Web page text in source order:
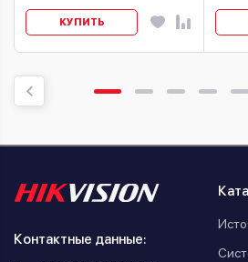
КУПИТЬ
Контактные данные: